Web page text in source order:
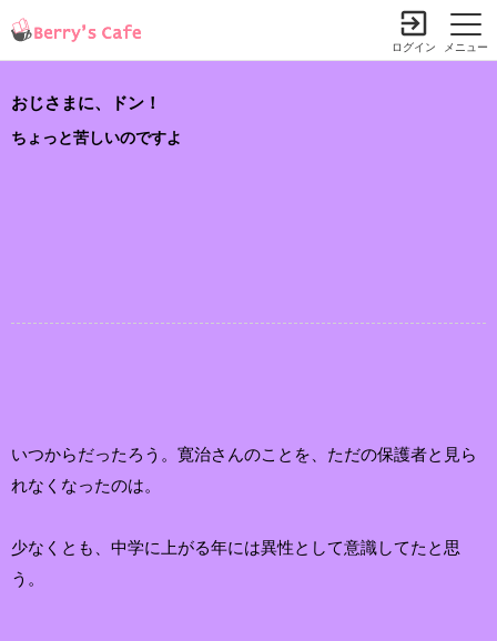
メニュー
ログイン
おじさまに、ドン！
ちょっと苦しいのですよ
いつからだったろう。寛治さんのことを、ただの保護者と見ら
れなくなったのは。
少なくとも、中学に上がる年には異性として意識してたと思
う。